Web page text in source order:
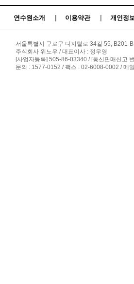
연수원소개 이용약관 개인정
서울특별시 구로구 디지털로 34길 55, B201-
주식회사 위노우 / 대표이사 : 정우영
[사업자등록] 505-86-03340 / [통신판매신고
문의 : 1577-0152 / 팩스 : 02-6008-0002 / 메